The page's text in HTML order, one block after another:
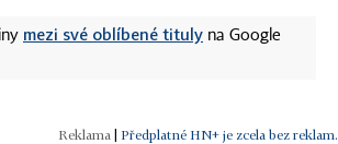
mezi své oblíbené tituly na Google
Předplatné HN+ je zcela bez reklam.